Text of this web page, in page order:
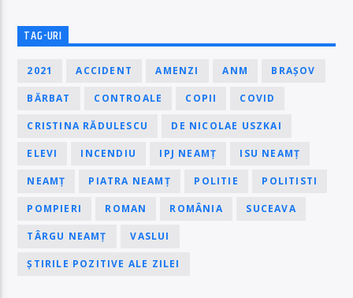
TAG-URI
2021 ACCIDENT AMENZI ANM BRAȘOV
BĂRBAT CONTROALE COPII COVID
CRISTINA RĂDULESCU DE NICOLAE USZKAI
ELEVI INCENDIU IPJ NEAMȚ ISU NEAMȚ
NEAMȚ PIATRA NEAMȚ POLITIE POLITISTI
POMPIERI ROMAN ROMÂNIA SUCEAVA
TÂRGU NEAMȚ VASLUI
ȘTIRILE POZITIVE ALE ZILEI